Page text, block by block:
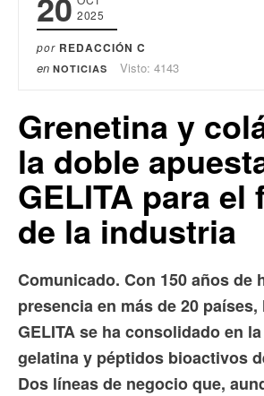
2025
por REDACCIÓN C
en NOTICIAS Visto: 4143
Grenetina y
la doble
GELITA para el
de la industria
Comunicado. Con 150 años de
presencia en más de 20 países,
GELITA se ha consolidado en
gelatina y péptidos bioactivos
Dos líneas de negocio que,